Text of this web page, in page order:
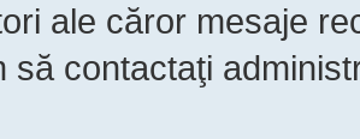
ale căror mesaje
să contactaţi